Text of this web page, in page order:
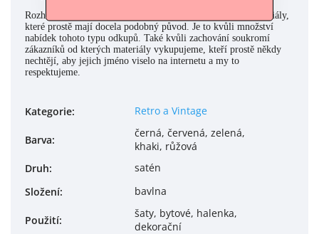
Rozhodli jsme se takto souhrnně popisovat a označovat materiály,
které prostě mají docela podobný původ. Je to kvůli množství
nabídek tohoto typu odkupů. Také kvůli zachování soukromí
zákazníků od kterých materiály vykupujeme, kteří prostě někdy
nechtějí, aby jejich jméno viselo na internetu a my to
respektujeme.
Kategorie: Retro a Vintage
Barva:
černá, červená, zelená,
khaki, růžová
Druh:
satén
Složení: bavlna
Použití:
šaty, bytové, halenka,
dekorační